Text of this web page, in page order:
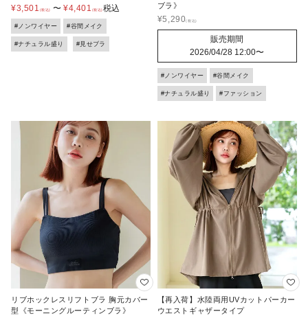
¥3,501 〜 ¥4,401 税込
#ノンワイヤー #谷間メイク
#ナチュラル盛り #見せブラ
ブラ》
¥5,290
販売期間
2026/04/28 12:00〜
#ノンワイヤー #谷間メイク
#ナチュラル盛り #ファッション
リブホックレスリフトブラ 胸元カバー
型《モーニングルーティンブラ》
【再入荷】水陸両用UVカットパーカー
ウエストギャザータイプ